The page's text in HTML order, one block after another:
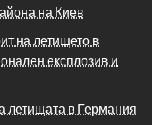
на Киев
на летището в
експлозив и
летищата в Германия